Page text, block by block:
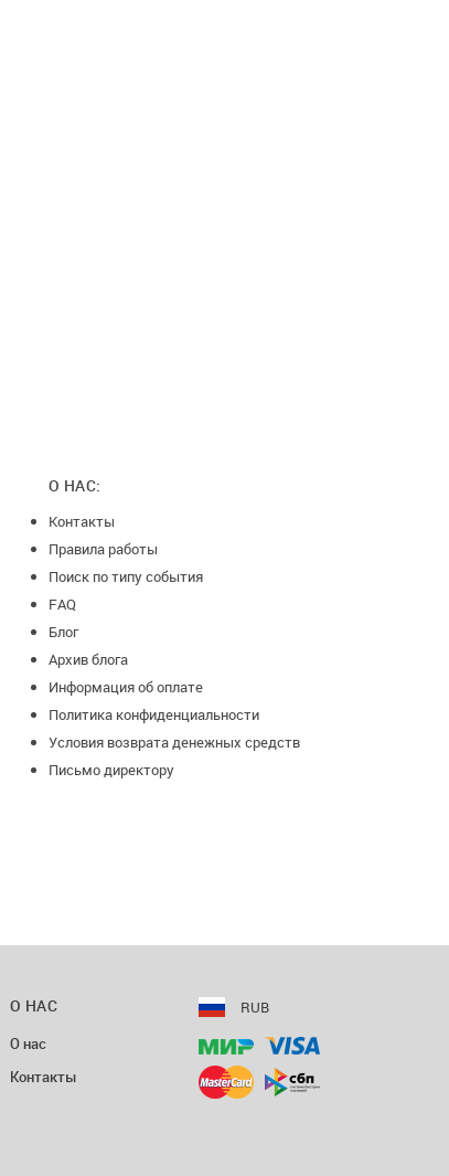
О НАС:
Контакты
Правила работы
Поиск по типу события
FAQ
Блог
Архив блога
Информация об оплате
Политика конфиденциальности
Условия возврата денежных средств
Письмо директору
RUB
О НАС
О нас
Контакты